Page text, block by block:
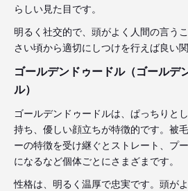
らしい見た目です。
明るく社交的で、頭がよく人間の言う
さい頃から適切にしつけを行えば良い関
ゴールデンドゥードル（ゴールデ
ル）
ゴールデンドゥードルは、ぱっちりと
持ち、優しい顔立ちが特徴的です。被
ーの特徴を受け継ぐとストレート、プ
になるなど個体ごとにさまざまです。
性格は、明るく温厚で忠実です。頭が